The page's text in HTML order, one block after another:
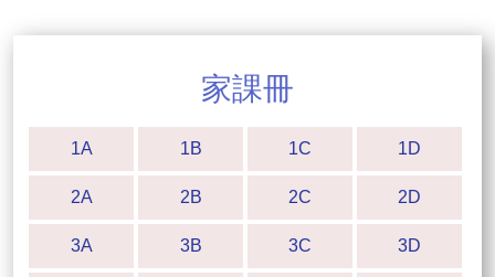
家課冊
1A 1B 1C 1D
2A 2B 2C 2D
3A 3B 3C 3D